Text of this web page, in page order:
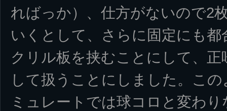
ればっか）、仕方がないので2
いくとして、さらに固定にも
クリル板を挟むことにして、
して扱うことにしました。こ
ミュレートでは球コロと変わ